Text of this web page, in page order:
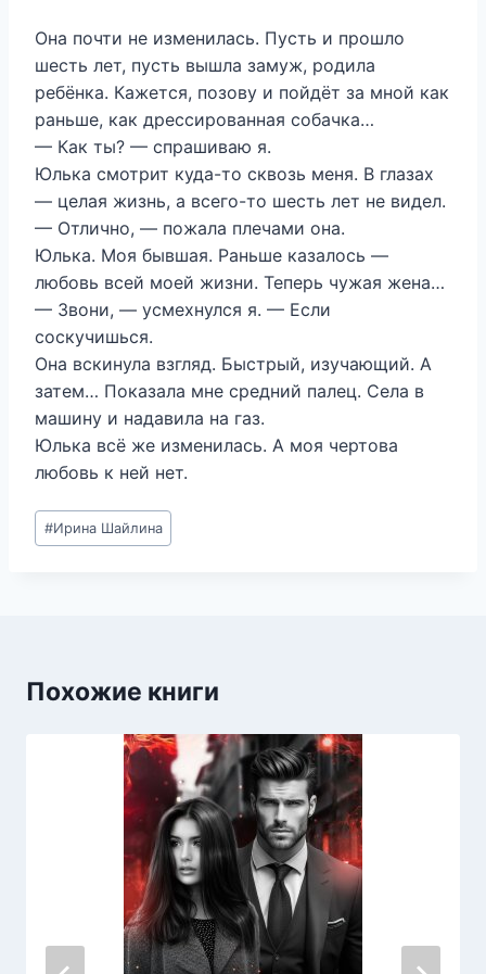
Она почти не изменилась. Пусть и прошло
шесть лет, пусть вышла замуж, родила
ребёнка. Кажется, позову и пойдёт за мной как
раньше, как дрессированная собачка…
— Как ты? — спрашиваю я.
Юлька смотрит куда-то сквозь меня. В глазах
— целая жизнь, а всего-то шесть лет не видел.
— Отлично, — пожала плечами она.
Юлька. Моя бывшая. Раньше казалось —
любовь всей моей жизни. Теперь чужая жена…
— Звони, — усмехнулся я. — Если
соскучишься.
Она вскинула взгляд. Быстрый, изучающий. А
затем… Показала мне средний палец. Села в
машину и надавила на газ.
Юлька всё же изменилась. А моя чертова
любовь к ней нет.
Метки
записи:
#Ирина Шайлина
Похожие книги